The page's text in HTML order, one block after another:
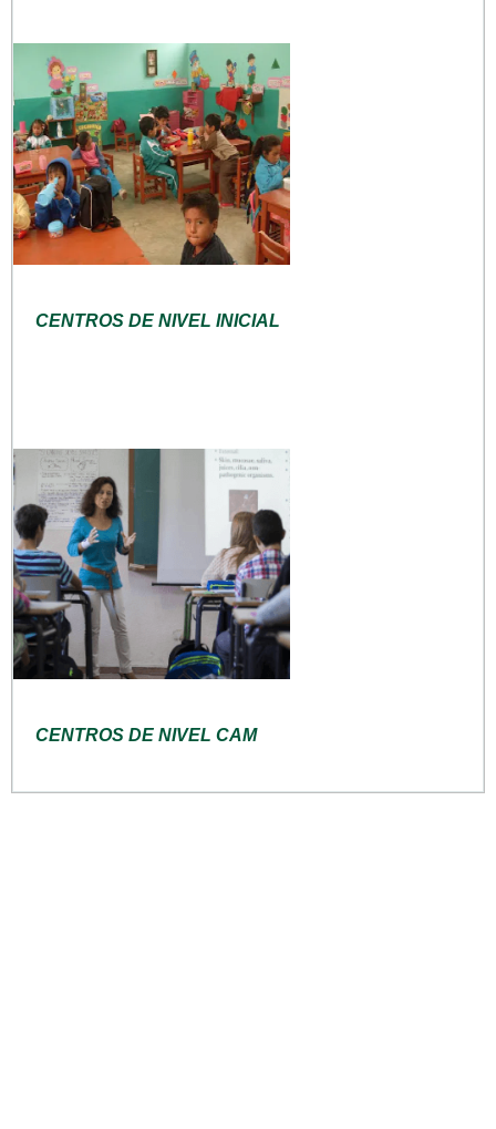
CENTROS DE NIVEL INICIAL
CENTROS DE NIVEL CAM